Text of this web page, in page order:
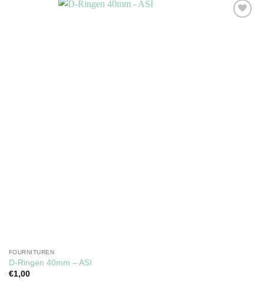
FOURNITUREN
D-Ringen 40mm – ASI
€1,00